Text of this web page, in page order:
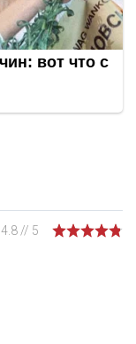
4.8 // 5